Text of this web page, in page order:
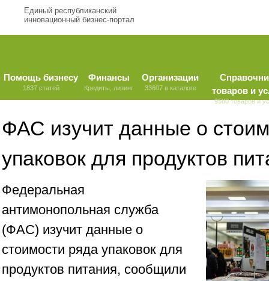
Единый республиканский
инновационный бизнес-портал
Помощь бизнесу
1837 статей
Финансы
Кредиты, лизинг
Организации
33607 в каталоге
товаров и
9580 товаров и
ФАС изучит данные о
упаковок для продуктов
Федеральная
антимонопольная служба
(ФАС) изучит данные о
стоимости ряда упаковок для
продуктов питания, сообщили